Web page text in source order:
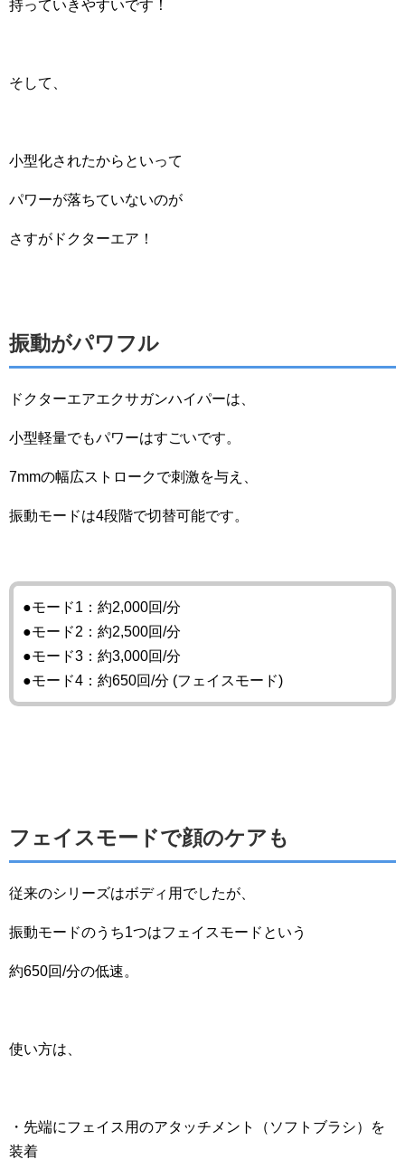
持っていきやすいです！
そして、
小型化されたからといって
パワーが落ちていないのが
さすがドクターエア！
振動がパワフル
ドクターエアエクサガンハイパーは、
小型軽量でもパワーはすごいです。
7mmの幅広ストロークで刺激を与え、
振動モードは4段階で切替可能です。
●モード1：約2,000回/分
●モード2：約2,500回/分
●モード3：約3,000回/分
●モード4：約650回/分 (フェイスモード)
フェイスモードで顔のケアも
従来のシリーズはボディ用でしたが、
振動モードのうち1つはフェイスモードという
約650回/分の低速。
使い方は、
・先端にフェイス用のアタッチメント（ソフトブラシ）を
装着